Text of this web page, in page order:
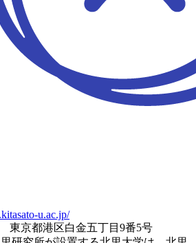
u.ac.jp/
東京都港区白金五丁目9番5号